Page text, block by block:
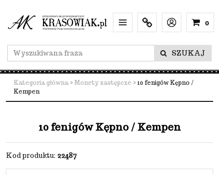
Menu Info Lang
SZUKAJ
0
Kategoria główna > Monety zastępcze > 10 fenigów Kępno /
Kempen
10 fenigów Kępno / Kempen
Kod produktu: 22487